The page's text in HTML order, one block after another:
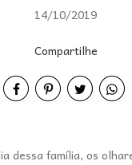
14/10/2019
Compartilhe
dessa família, os